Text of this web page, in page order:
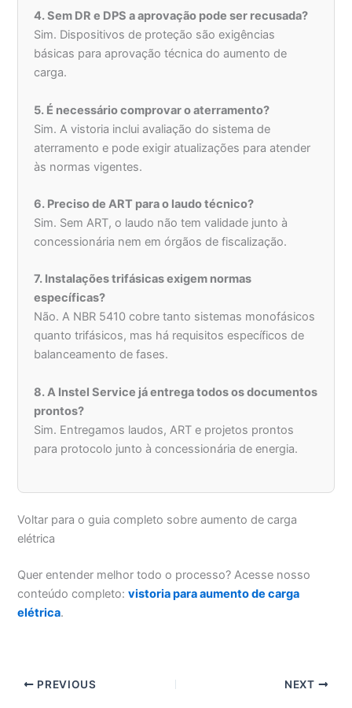
4. Sem DR e DPS a aprovação pode ser recusada?
Sim. Dispositivos de proteção são exigências
básicas para aprovação técnica do aumento de
carga.
5. É necessário comprovar o aterramento?
Sim. A vistoria inclui avaliação do sistema de
aterramento e pode exigir atualizações para atender
às normas vigentes.
6. Preciso de ART para o laudo técnico?
Sim. Sem ART, o laudo não tem validade junto à
concessionária nem em órgãos de fiscalização.
7. Instalações trifásicas exigem normas
específicas?
Não. A NBR 5410 cobre tanto sistemas monofásicos
quanto trifásicos, mas há requisitos específicos de
balanceamento de fases.
8. A Instel Service já entrega todos os documentos
prontos?
Sim. Entregamos laudos, ART e projetos prontos
para protocolo junto à concessionária de energia.
Voltar para o guia completo sobre aumento de carga
elétrica
Quer entender melhor todo o processo? Acesse nosso
conteúdo completo:vistoria para aumento de carga
elétrica.
PREVIOUS NEXT